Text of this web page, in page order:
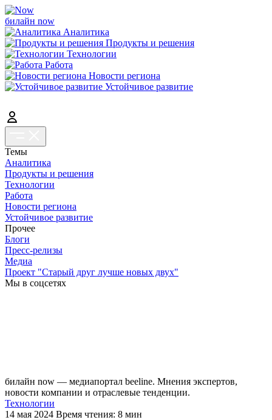
билайн now
Аналитика
Продукты и решения
Технологии
Работа
Новости региона
Устойчивое развитие
Темы
Аналитика
Продукты и решения
Технологии
Работа
Новости региона
Устойчивое развитие
Прочее
Блоги
Пресс-релизы
Медиа
Проект "Старый друг лучше новых двух"
Мы в соцсетях
билайн now — медиапортал beeline. Мнения экспертов,
новости компании и отраслевые тенденции.
Технологии
14 мая 2024 Время чтения: 8 мин